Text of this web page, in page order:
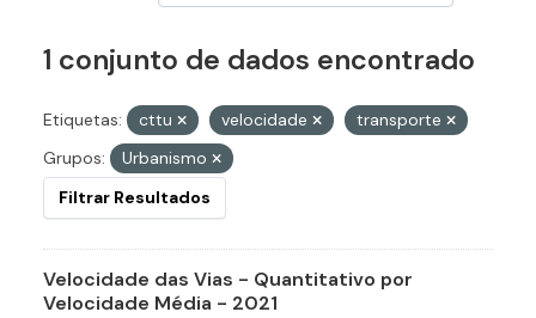
1 conjunto de dados encontrado
Etiquetas: cttu velocidade
transporte
Grupos:
Urbanismo
Filtrar Resultados
Velocidade das Vias - Quantitativo por
Velocidade Média - 2021